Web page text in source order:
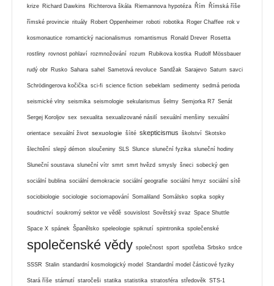
krize Richard Dawkins Richterova škála Riemannova hypotéza Řím Římská říše
římské provincie rituály Robert Oppenheimer roboti robotika Roger Chaffee rok v
kosmonautice romantický nacionalismus romantismus Ronald Drever Rosetta
rostliny rovnost pohlaví rozmnožování rozum Rubikova kostka Rudolf Mössbauer
rudý obr Rusko Sahara sahel Sametová revoluce Sandžak Sarajevo Saturn savci
Schrödingerova kočička sci-fi science fiction sebeklam sedimenty sedmá perioda
seismické vlny seismika seismologie sekularismus šelmy Semjorka R7 Senát
Sergej Koroljov sex sexualita sexualizované násilí sexuální menšiny sexuální
orientace sexuální život sexuologie šíité skepticismus školství Skotsko
šlechtění slepý démon sloučeniny SLS Slunce sluneční fyzika sluneční hodiny
Sluneční soustava sluneční vítr smrt smrt hvězd smysly šneci sobecký gen
sociální bublina sociální demokracie sociální geografie sociální hmyz sociální sítě
sociobiologie sociologie sociomapování Somaliland Somálsko sopka sopky
soudnictví soukromý sektor ve vědě souvislost Sovětský svaz Space Shuttle
Space X spánek Španělsko speleologie spiknutí spintronika společenské
společenské vědy společnost sport spotřeba Srbsko srdce
SSSR Stalin standardní kosmologický model Standardní model částicové fyziky
Stará říše stárnutí staročeši statika statistika stratosféra středověk STS-1